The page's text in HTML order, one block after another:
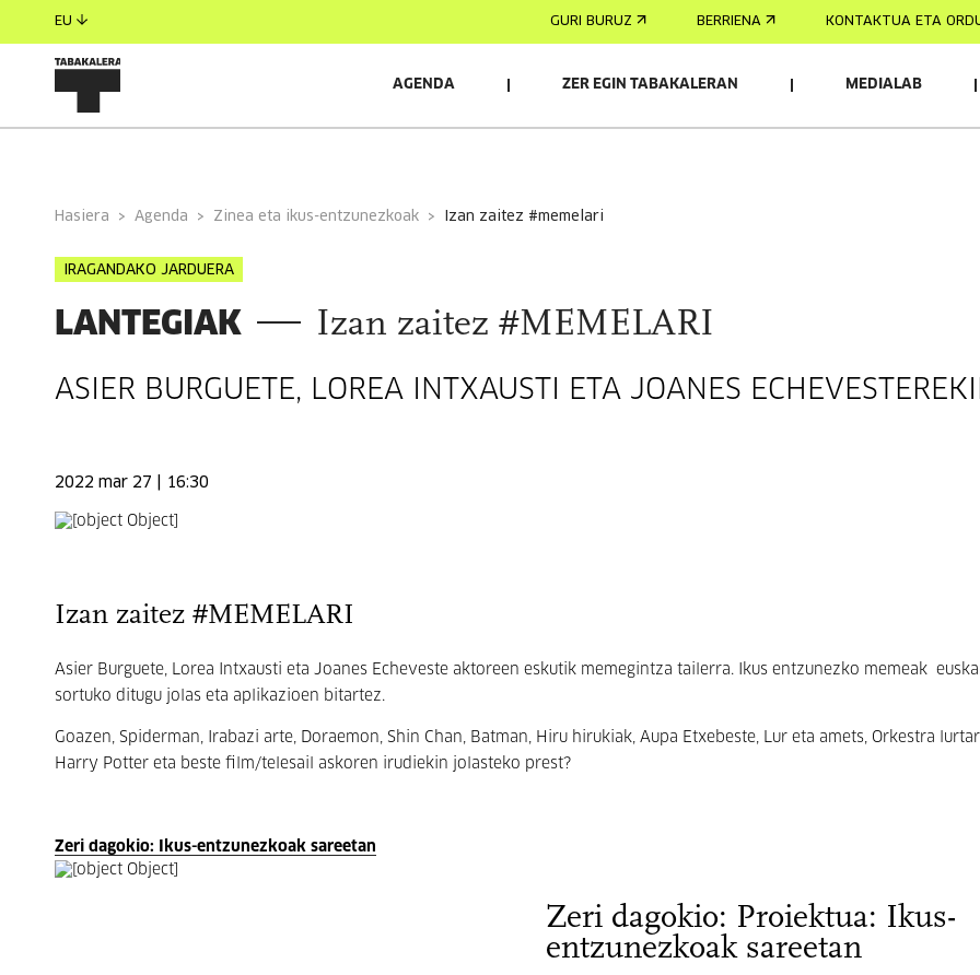
EU GURI BURUZ BERRIENA KONTAKTUA ETA
AGENDA ZER EGIN TABAKALERAN MEDIALAB
Hasiera Agenda Zinea eta ikus-entzunezkoak izan zaitez #memelari
IRAGANDAKO JARDUERA
LANTEGIAK Izan zaitez #MEMELARI
ASIER BURGUETE, LOREA INTXAUSTI ETA JOANES
2022 mar 27 | 16:30
Izan zaitez #MEMELARI
Asier Burguete, Lorea Intxausti eta Joanes Echeveste aktoreen eskutik memegintza tailerra. Ikus entzunezko memeak
sortuko ditugu jolas eta aplikazioen bitartez.
Goazen, Spiderman, Irabazi arte, Doraemon, Shin Chan, Batman, Hiru hirukiak, Aupa Etxebeste, Lur eta amets, Orkestra
Harry Potter eta beste film/telesail askoren irudiekin jolasteko prest?
Zeri dagokio: Ikus-entzunezkoak sareetan
Zeri dagokio: Proiektua: Ikus-
entzunezkoak sareetan